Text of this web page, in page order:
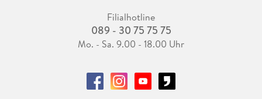
Filialhotline
089 - 30 75 75 75
Mo. - Sa. 9.00 - 18.00 Uhr